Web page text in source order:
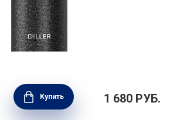
объем 750 мл, цвет черный,
Diller, D9578-750_black
Купить 1 680 РУБ.